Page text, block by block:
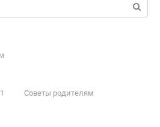
Советы родителям